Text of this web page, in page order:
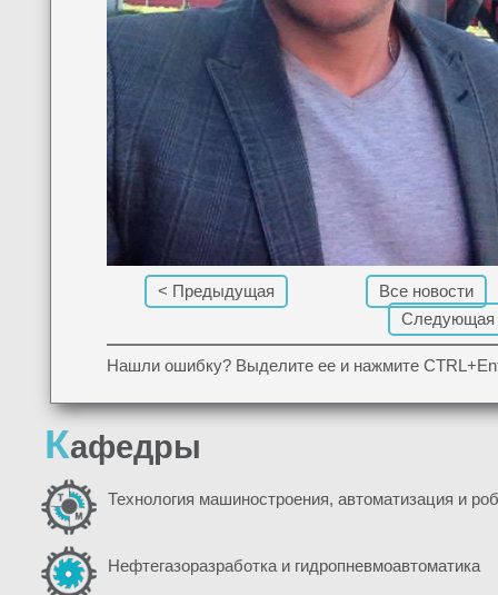
< Предыдущая
Все новости
Следующая
Нашли ошибку? Выделите ее и нажмите
Кафедры
Технология машиностроения, автоматизация и
Нефтегазоразработка и гидропневмоавтоматика